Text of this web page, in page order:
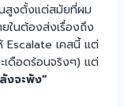
นสูงตั้งแต่สมัยที่ผม
ในต้องส่งเรื่องถึง
Escalate เคสนี้ แต่
เดือดร้อนจริงๆ) แต่
งจะพัง”